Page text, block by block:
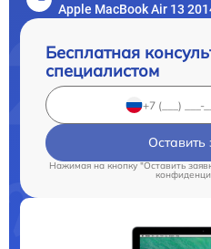
Apple MacBook Air 13
Бесплатная
специалистом
Оставить
Нажимая на кнопку "Оставить